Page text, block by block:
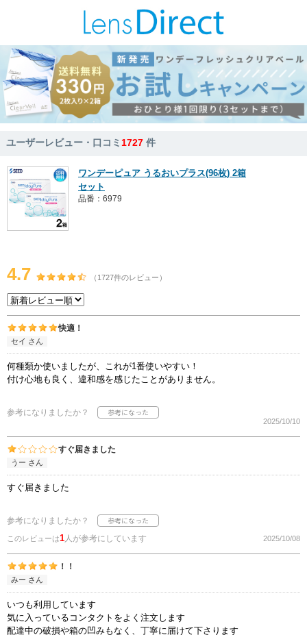
ユーザーレビュー・口コミ1727 件
ワンデーピュア うるおいプラス(96枚) 2箱
セット
品番：6979
4.7 （1727件のレビュー）
快適！
セイ さん
何種類か使いましたが、これが1番使いやすい！
付け心地も良く、違和感を感じたことがありません。
参考になりましたか？
2025/10/10
すぐ届きました
うー さん
すぐ届きました
参考になりましたか？
このレビューは1人が参考にしています 2025/10/08
！！
みー さん
いつも利用しています
気に入っているコンタクトをよく注文します
配達中の破損や箱の凹みもなく、丁寧に届けて下さります